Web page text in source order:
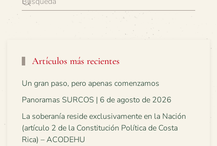
Artículos más recientes
Un gran paso, pero apenas comenzamos
Panoramas SURCOS | 6 de agosto de 2026
La soberanía reside exclusivamente en la Nación
(artículo 2 de la Constitución Política de Costa
Rica) – ACODEHU